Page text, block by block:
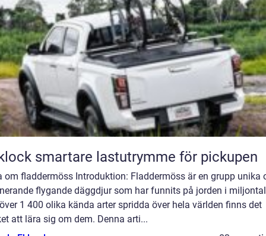
Flaklock smartare lastutrymme för pickupen
om fladdermöss Introduktion: Fladdermöss är en grupp unika
flygande däggdjur som har funnits på jorden i
1 400 olika kända arter spridda över hela världen finns det
att lära sig om dem. Denna arti...